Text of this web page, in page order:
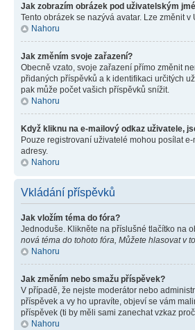
Jak zobrazím obrázek pod uživatelským
Tento obrázek se nazývá avatar. Lze změnit
Nahoru
Jak změním svoje zařazení?
Obecně vzato, svoje zařazení přímo změnit
přidaných příspěvků a k identifikaci určitých
pak může počet vašich příspěvků snížit.
Nahoru
Když kliknu na e-mailový odkaz uživatele,
Pouze registrovaní uživatelé mohou posílat
adresy.
Nahoru
Vkládání příspěvků
Jak vložím téma do fóra?
Jednoduše. Klikněte na příslušné tlačítko na
nová téma do tohoto fóra, Můžete hlasovat v
Nahoru
Jak změním nebo smažu příspěvek?
V případě, že nejste moderátor nebo
příspěvek a vy ho upravíte, objeví se vám
příspěvek (ti by měli sami zanechat vzkaz
Nahoru